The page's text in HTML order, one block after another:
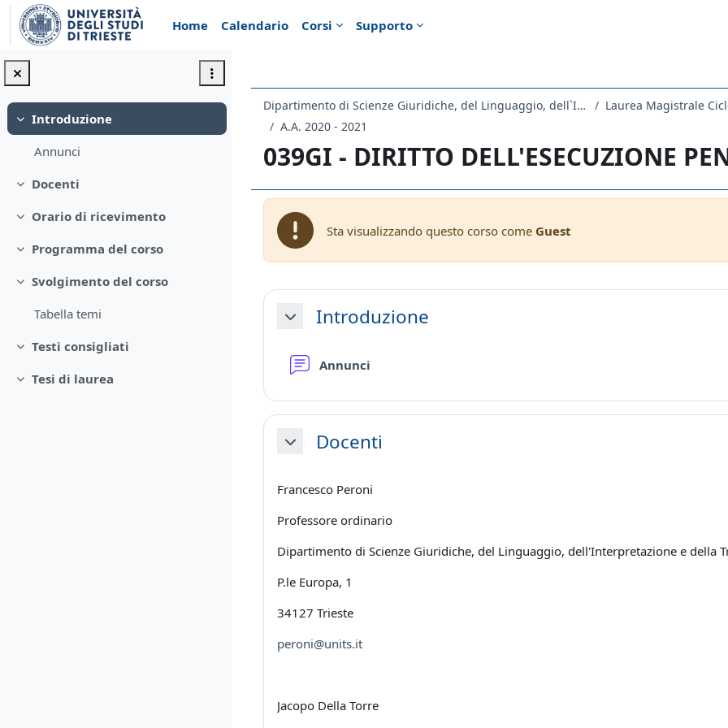
Vai al contenuto principale
Home
Calendario Corsi Supporto
Minimizza
Introduzione
Annunci
Minimizza
Docenti
Minimizza
Orario di ricevimento
Minimizza
Programma del corso
Minimizza
Svolgimento del corso
Tabella temi
Minimizza
Testi consigliati
Minimizza
Tesi di laurea
Dipartimento di Scienze Giuridiche, del Linguaggio, dell`Interpretazione e della Traduzione Laurea Magistrale
A.A. 2020 - 2021
039GI - DIRITTO DELL'ESECUZIONE
Sta visualizzando questo corso come Guest
Schema della sezione
MinimizzaIntroduzione
Annunci
MinimizzaDocenti
Francesco Peroni
Professore ordinario
Dipartimento di Scienze Giuridiche, del Linguaggio, dell'Interpretazione e della
P.le Europa, 1
34127 Trieste
peroni@units.it
Jacopo Della Torre